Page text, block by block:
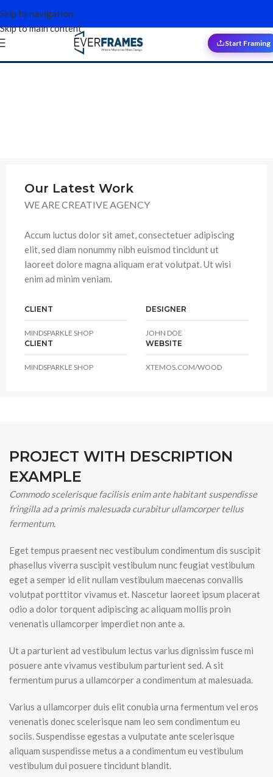
Skip to navigation
Skip to main content
Start Framing
Portfolio
Our Latest Work
WE ARE CREATIVE AGENCY
Accum luctus dolor sit amet, consectetuer adipiscing
elit, sed diam nonummy nibh euismod tincidunt ut
laoreet dolore magna aliquam erat volutpat. Ut wisi
enim ad minim veniam.
CLIENT
MINDSPARKLE SHOP
DESIGNER
JOHN DOE
CLIENT
MINDSPARKLE SHOP
WEBSITE
XTEMOS.COM/WOOD
PROJECT WITH DESCRIPTION
EXAMPLE
Commodo scelerisque facilisis enim ante habitant suspendisse
fringilla ad a primis malesuada curabitur ullamcorper tellus
fermentum.
Eget tempus praesent nec vestibulum condimentum dis suscipit
phasellus viverra suscipit vestibulum nunc feugiat vestibulum
eget a semper id elit nullam vestibulum maecenas convallis
volutpat porttitor vivamus et. Nascetur laoreet ipsum placerat
odio a dolor torquent adipiscing ac aliquam mollis proin
venenatis ullamcorper imperdiet non ante a.
Ut a parturient ad vestibulum lectus varius dignissim fusce mi
posuere ante vivamus vestibulum parturient sed. A sit
fermentum purus a ullamcorper a condimentum at malesuada.
Varius a ullamcorper duis elit conubia urna fermentum vel eros
venenatis donec scelerisque nam leo sem condimentum eu
sociis. Suspendisse egestas a vulputate ante scelerisque
aliquam suspendisse metus a a condimentum eu vestibulum
vestibulum dui posuere tincidunt blandit.